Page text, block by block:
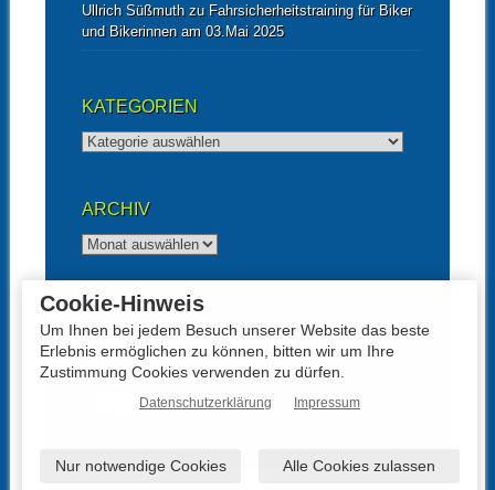
Ullrich Süßmuthzu Fahrsicherheitstraining für Biker
und Bikerinnen am 03.Mai 2025
KATEGORIEN
Kategorien
ARCHIV
Archiv
UNTERSTÜTZT VON
Cookie-Hinweis
Um Ihnen bei jedem Besuch unserer Website das beste
Erlebnis ermöglichen zu können, bitten wir um Ihre
Zustimmung Cookies verwenden zu dürfen.
Datenschutzerklärung Impressum
Nur notwendige Cookies Alle Cookies zulassen